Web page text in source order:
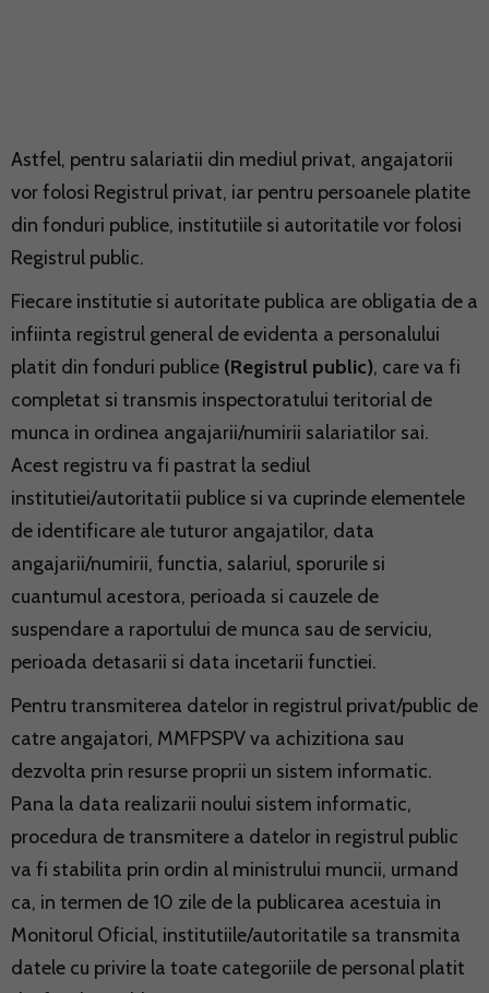
Astfel, pentru salariatii din mediul privat, angajatorii
vor folosi Registrul privat, iar pentru persoanele platite
din fonduri publice, institutiile si autoritatile vor folosi
Registrul public.
Fiecare institutie si autoritate publica are obligatia de a
infiinta registrul general de evidenta a personalului
platit din fonduri publice (Registrul public), care va fi
completat si transmis inspectoratului teritorial de
munca in ordinea angajarii/numirii salariatilor sai.
Acest registru va fi pastrat la sediul
institutiei/autoritatii publice si va cuprinde elementele
de identificare ale tuturor angajatilor, data
angajarii/numirii, functia, salariul, sporurile si
cuantumul acestora, perioada si cauzele de
suspendare a raportului de munca sau de serviciu,
perioada detasarii si data incetarii functiei.
Pentru transmiterea datelor in registrul privat/public de
catre angajatori, MMFPSPV va achizitiona sau
dezvolta prin resurse proprii un sistem informatic.
Pana la data realizarii noului sistem informatic,
procedura de transmitere a datelor in registrul public
va fi stabilita prin ordin al ministrului muncii, urmand
ca, in termen de 10 zile de la publicarea acestuia in
Monitorul Oficial, institutiile/autoritatile sa transmita
datele cu privire la toate categoriile de personal platit